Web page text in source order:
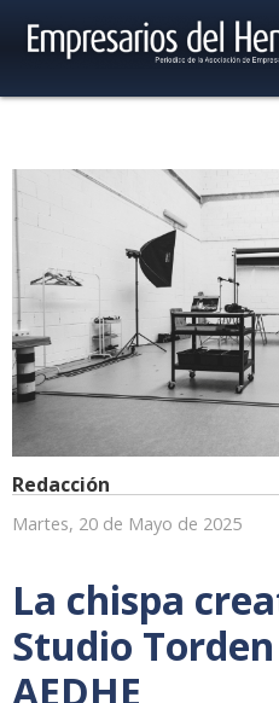
Redacción
Martes, 20 de Mayo de 2025
La chispa
Studio
AEDHE